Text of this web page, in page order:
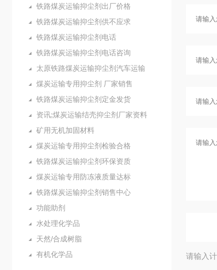
铁路煤炭运输抑尘剂出厂价格
铁路煤炭运输抑尘剂供不应求
铁路煤炭运输抑尘剂电话
铁路煤炭运输抑尘剂电话咨询
太原铁路煤炭运输抑尘剂汽车运输
煤炭运输专用抑尘剂 厂家销售
铁路煤炭运输抑尘剂定金发货
资讯;煤炭运输结壳抑尘剂厂家资料
矿用无机加固材料
煤炭运输专用抑尘剂检验合格
铁路煤炭运输抑尘剂环保资质
煤炭运输专用防冻液质量达标
铁路煤炭运输抑尘剂销售中心
功能助剂
水处理化学品
天然/合成树脂
有机化学品
请输入